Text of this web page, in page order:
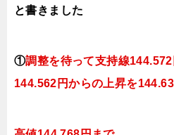
と書きました
①調整を待って支持線144.572
144.562円からの上昇を